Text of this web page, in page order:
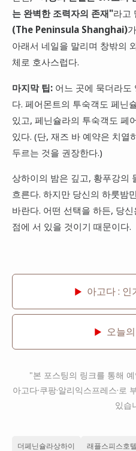
는 완벽한 조력자의 존재"라고
(The Peninsula Shanghai)
아래서 네일을 말리며 창밖의
체로 호사스럽다.
마지막 팁:어느 곳에 묵더라도
다. 페어몬트의 투숙객도 페닌
있고, 페닌슐라의 투숙객도 페
있다. (단, 재즈 바 예약은 치열
두르는 것을 권장한다.)
상하이의 밤은 깊고, 황푸강의
흐른다. 하지만 당신의 하룻밤
바란다. 어떤 선택을 하든, 당
점에 서 있을 것이기 때문이다.
▶ 아고다 : 인
▶ 오늘
"본 포스팅의 링크를 통해
아고다·쿠팡·알리익스프레스·
있습
더페닌슐라상하이 래플스피스호텔